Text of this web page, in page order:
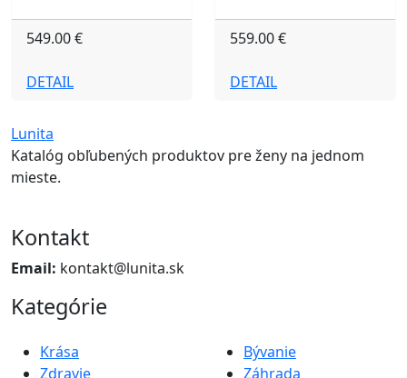
549.00 €
DETAIL
559.00 €
DETAIL
Lunita
Katalóg obľubených produktov pre ženy na jednom
mieste.
Kontakt
Email: kontakt@lunita.sk
Kategórie
Krása
Zdravie
Bývanie
Záhrada